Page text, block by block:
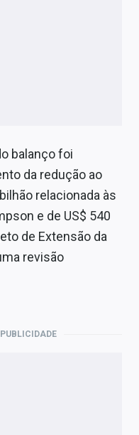
balanço foi
da redução ao
relacionada às
e de US$ 540
de Extensão da
revisão